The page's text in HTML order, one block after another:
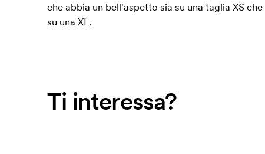
che abbia un bell'aspetto sia su una taglia XS che
su una XL.
Ti interessa?